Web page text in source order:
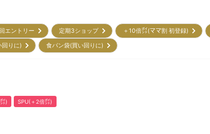
エントリー 定期3ショップ ＋10倍㌽(ママ割 初登録)
回りに) 食パン袋(買い回りに)
) SPU(＋2倍㌽)